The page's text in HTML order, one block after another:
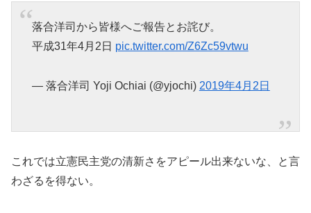
落合洋司から皆様へご報告とお詫び。
平成31年4月2日 pic.twitter.com/Z6Zc59vtwu
— 落合洋司 Yoji Ochiai (@yjochi) 2019年4月2日
これでは立憲民主党の清新さをアピール出来ないな、と言
わざるを得ない。